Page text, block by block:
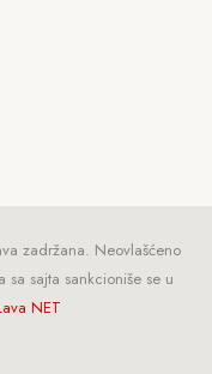
zadržana. Neovlašćeno
sajta sankcioniše se u
NET